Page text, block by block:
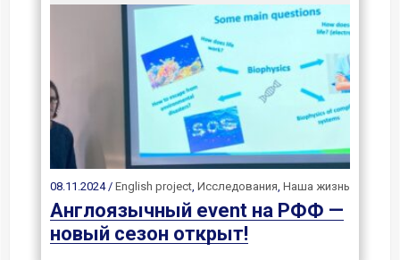
08.11.2024 / English project Исследования Наша жизнь
Англоязычный event на РФФ —
новый сезон открыт!